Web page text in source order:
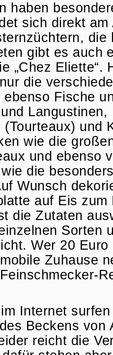
haben
sich direkt am
die
gibt es auch
„Chez Eliette“.
die
ebenso Fische
Langustinen,
(Tourteaux) und
wie die
und ebenso
die
Wunsch
auf Eis zum
die Zutaten
Sorten
Wer 20
Zuhause
Internet
Beckens von
reicht die